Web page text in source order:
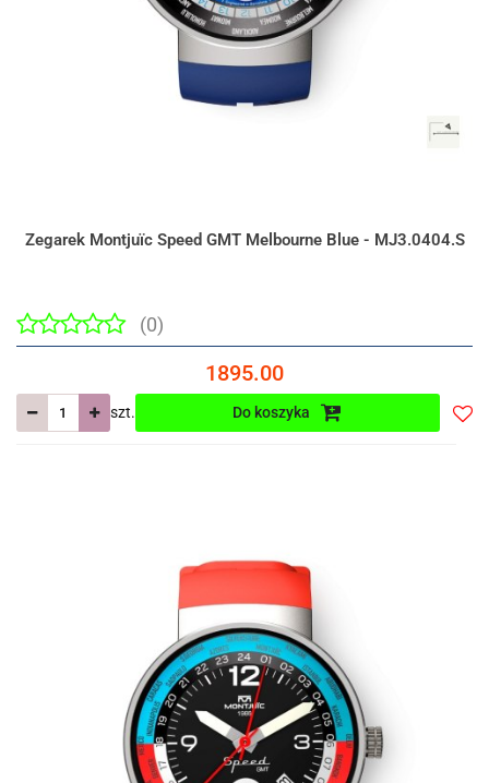
Zegarek Montjuïc Speed GMT Melbourne Blue - MJ3.0404.S
(0)
1895.00
szt. Do koszyka